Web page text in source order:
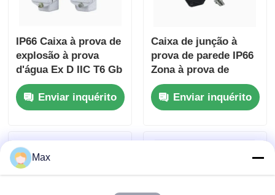
IP66 Caixa à prova de
explosão à prova
d'água Ex D IIC T6 Gb
/ Ex T IIIC T80°C Db
Para zonas perigosas
Enviar inquérito
Caixa de junção à
prova de parede IP66
Zona à prova de
intempéries 1 2
Certificada
Enviar inquérito
Max